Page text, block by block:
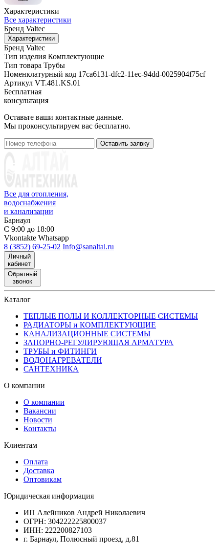
Характеристики
Все характеристики
Бренд Valtec
Характеристики
Бренд Valtec
Тип изделия Комплектующие
Тип товара Трубы
Номенклатурный код 17ca6131-dfc2-11ec-94dd-0025904f75cf
Артикул VT.481.KS.01
Бесплатная
консультация
Оставьте ваши контактные данные.
Мы проконсультируем вас бесплатно.
Оставить заявку
Все для отопления,
водоснабжения
и канализации
Барнаул
С 9:00 до 18:00
Vkontakte Whatsapp
8 (3852) 69-25-02 Info@sanaltai.ru
Личный
кабинет
Обратный
звонок
Каталог
ТЕПЛЫЕ ПОЛЫ И КОЛЛЕКТОРНЫЕ СИСТЕМЫ
РАДИАТОРЫ и КОМПЛЕКТУЮЩИЕ
КАНАЛИЗАЦИОННЫЕ СИСТЕМЫ
ЗАПОРНО-РЕГУЛИРУЮЩАЯ АРМАТУРА
ТРУБЫ и ФИТИНГИ
ВОДОНАГРЕВАТЕЛИ
САНТЕХНИКА
О компании
О компании
Вакансии
Новости
Контакты
Клиентам
Оплата
Доставка
Оптовикам
Юридическая информация
ИП Алейников Андрей Николаевич
ОГРН: 304222225800037
ИНН: 222200827103
г. Барнаул, Полюсный проезд, д.81